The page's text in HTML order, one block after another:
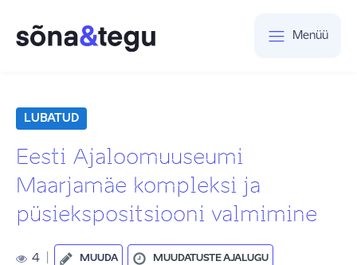
Menüü
LUBATUD
Eesti Ajaloomuuseumi
Maarjamäe kompleksi ja
püsiekspositsiooni valmimine
4 MUUDA MUUDATUSTE AJALUGU